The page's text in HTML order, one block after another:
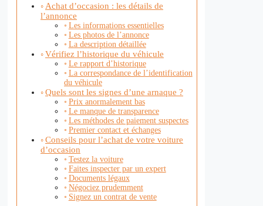
Achat d’occasion : les détails de
l’annonce
Les informations essentielles
Les photos de l’annonce
La description détaillée
Vérifiez l’historique du véhicule
Le rapport d’historique
La correspondance de l’identification
du véhicule
Quels sont les signes d’une arnaque ?
Prix anormalement bas
Le manque de transparence
Les méthodes de paiement suspectes
Premier contact et échanges
Conseils pour l’achat de votre voiture
d’occasion
Testez la voiture
Faites inspecter par un expert
Documents légaux
Négociez prudemment
Signez un contrat de vente